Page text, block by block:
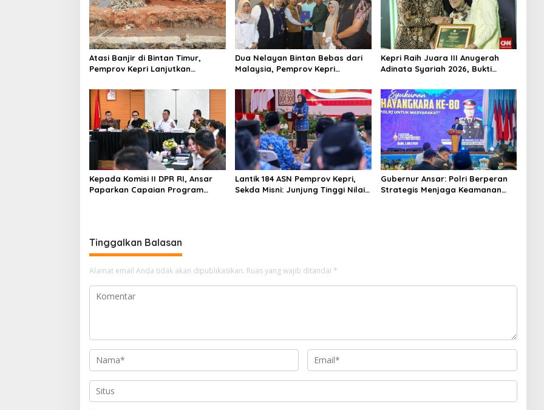
i
p
o
s
Atasi Banjir di Bintan Timur,
Pemprov Kepri Lanjutkan
Kampung Purwodadi
Dua Nelayan Bintan Bebas dari
Malaysia, Pemprov Kepri
Air
Kepri Raih Juara III Anugerah
Adinata Syariah 2026, Bukti
Kepada Komisi II DPR RI, Ansar
Paparkan Capaian Program
Lantik 184 ASN Pemprov Kepri,
Sekda Misni: Junjung Tinggi Nilai
Gubernur Ansar: Polri Berperan
Strategis Menjaga Keamanan
Tinggalkan Balasan
Alamat email Anda tidak akan dipublikasikan. Ruas yang wajib ditandai *